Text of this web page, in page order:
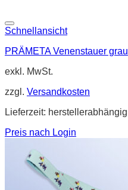
Schnellansicht
PRÄMETA Venenstauer grau
exkl. MwSt.
zzgl. Versandkosten
Lieferzeit: herstellerabhängig
Preis nach Login